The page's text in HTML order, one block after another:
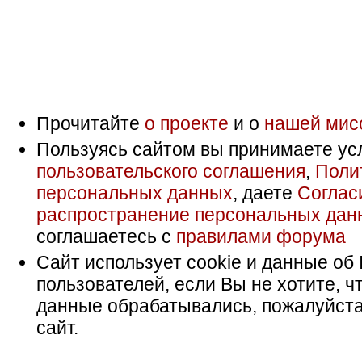
Прочитайте о проекте и о нашей
Пользуясь сайтом вы принимаете
пользовательского соглашения,
персональных данных, даете
распространение персональных
соглашаетесь с правилами форума
Сайт использует cookie и данные об
пользователей, если Вы не хотите,
данные обрабатывались,
сайт.